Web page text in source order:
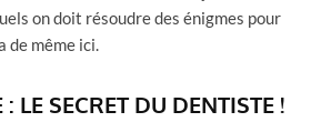
on doit résoudre des énigmes pour
de même ici.
: LE SECRET DU DENTISTE !